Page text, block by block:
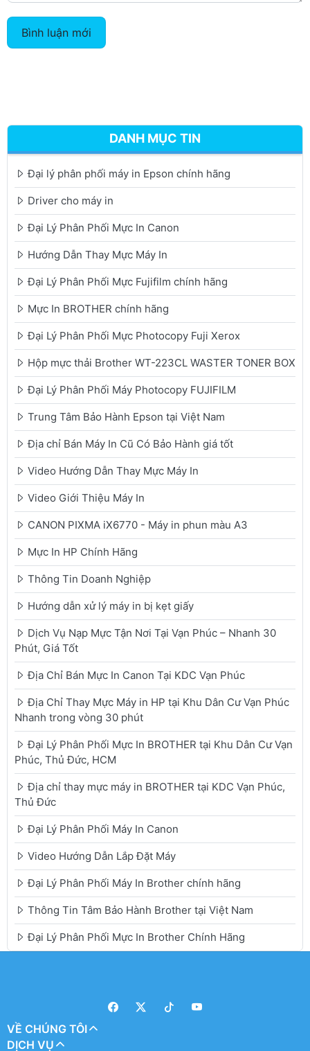
Bình luận mới
DANH MỤC TIN
Đại lý phân phối máy in Epson chính hãng
Driver cho máy in
Đại Lý Phân Phối Mực In Canon
Hướng Dẫn Thay Mực Máy In
Đại Lý Phân Phối Mực Fujifilm chính hãng
Mực In BROTHER chính hãng
Đại Lý Phân Phối Mực Photocopy Fuji Xerox
Hộp mực thải Brother WT-223CL WASTER TONER BOX
Đại Lý Phân Phối Máy Photocopy FUJIFILM
Trung Tâm Bảo Hành Epson tại Việt Nam
Địa chỉ Bán Máy In Cũ Có Bảo Hành giá tốt
Video Hướng Dẫn Thay Mực Máy In
Video Giới Thiệu Máy In
CANON PIXMA iX6770 - Máy in phun màu A3
Mực In HP Chính Hãng
Thông Tin Doanh Nghiệp
Hướng dẫn xử lý máy in bị kẹt giấy
Dịch Vụ Nạp Mực Tận Nơi Tại Vạn Phúc – Nhanh 30
Phút, Giá Tốt
Địa Chỉ Bán Mực In Canon Tại KDC Vạn Phúc
Địa Chỉ Thay Mực Máy in HP tại Khu Dân Cư Vạn Phúc
Nhanh trong vòng 30 phút
Đại Lý Phân Phối Mực In BROTHER tại Khu Dân Cư Vạn
Phúc, Thủ Đức, HCM
Địa chỉ thay mực máy in BROTHER tại KDC Vạn Phúc,
Thủ Đức
Đại Lý Phân Phối Máy In Canon
Video Hướng Dẫn Lắp Đặt Máy
Đại Lý Phân Phối Máy In Brother chính hãng
Thông Tin Tâm Bảo Hành Brother tại Việt Nam
Đại Lý Phân Phối Mực In Brother Chính Hãng
VỀ CHÚNG TÔI
DỊCH VỤ